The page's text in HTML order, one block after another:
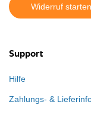
Widerruf
Support
Hilfe
Zahlungs- &